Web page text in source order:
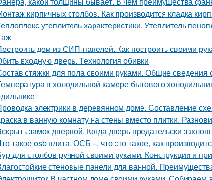
кирпичных столбов. Как производится кладка
утеплитель характеристики. Утеплитель
дом из СИП-панелей. Как построить своими
входную дверь. Технология обивки
стяжки для пола своими руками. Общие сведения
в холодильной камере бытового
электрики в деревянном доме. Составление
в ванную комнату на стены вместо плитки.
замок дверной. Когда дверь предательски
такое osb плита. ОСБ –, что это такое, как
для столбов ручной своими руками. Конструкции и
стеновые панели для ванной.